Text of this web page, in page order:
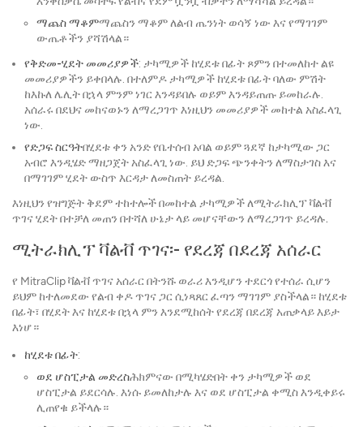
ማጨስ ማቆምማጨስን ማቆም ለልብ ጤንነት ወሳኝ ነው እና የማገገም
ውጤቶችን ያሻሽላል።
የቅድመ-ሂደት መመሪያዎች: ታካሚዎች ከሂደቱ በፊት ጾምን በተመለከተ ልዩ
መመሪያዎችን ይቀበላሉ. በተለምዶ ታካሚዎች ከሂደቱ በፊት ባለው ምሽት
ከእኩለ ሌሊት በኋላ ምንም ነገር እንዳይበሉ ወይም እንዳይጠጡ ይመከራሉ.
አሰራሩ በደህና መከናወኑን ለማረጋገጥ እነዚህን መመሪያዎች መከተል አስፈላጊ
ነው.
የድጋፍ ስርዓትበሂደቱ ቀን አንድ የቤተሰብ አባል ወይም ጓደኛ ከታካሚው ጋር
አብሮ እንዲሄድ ማዘጋጀት አስፈላጊ ነው. ይህ ድጋፍ ጭንቀትን ለማስታገስ እና
በማገገም ሂደት ውስጥ እርዳታ ለመስጠት ይረዳል.
እነዚህን የዝግጅት ቅደም ተከተሎች በመከተል ታካሚዎች ለሚትራክሊፕ ቫልቭ
ጥገና ሂደት በተቻለ መጠን በተሻለ ሁኔታ ላይ መሆናቸውን ለማረጋገጥ ይረዳሉ.
ሚትራክሊፕ ቫልቭ ጥገና፡- የደረጃ በደረጃ አሰራር
የ MitraClip ቫልቭ ጥገና አሰራር በትንሹ ወራሪ እንዲሆን ተደርጎ የተሰራ ሲሆን
ይህም ከተለመደው የልብ ቀዶ ጥገና ጋር ሲነጻጸር ፈጣን ማገገም ያስችላል። ከሂደቱ
በፊት፣ በሂደት እና ከሂደቱ በኋላ ምን እንደሚከሰት የደረጃ በደረጃ አጠቃላይ እይታ
እነሆ።
ከሂደቱ በፊት:
ወደ ሆስፒታል መድረስሕክምናው በሚካሄድበት ቀን ታካሚዎች ወደ
ሆስፒታል ይደርሳሉ. እነሱ ይመለከታሉ እና ወደ ሆስፒታል ቀሚስ እንዲቀይሩ
ሊጠየቁ ይችላሉ።